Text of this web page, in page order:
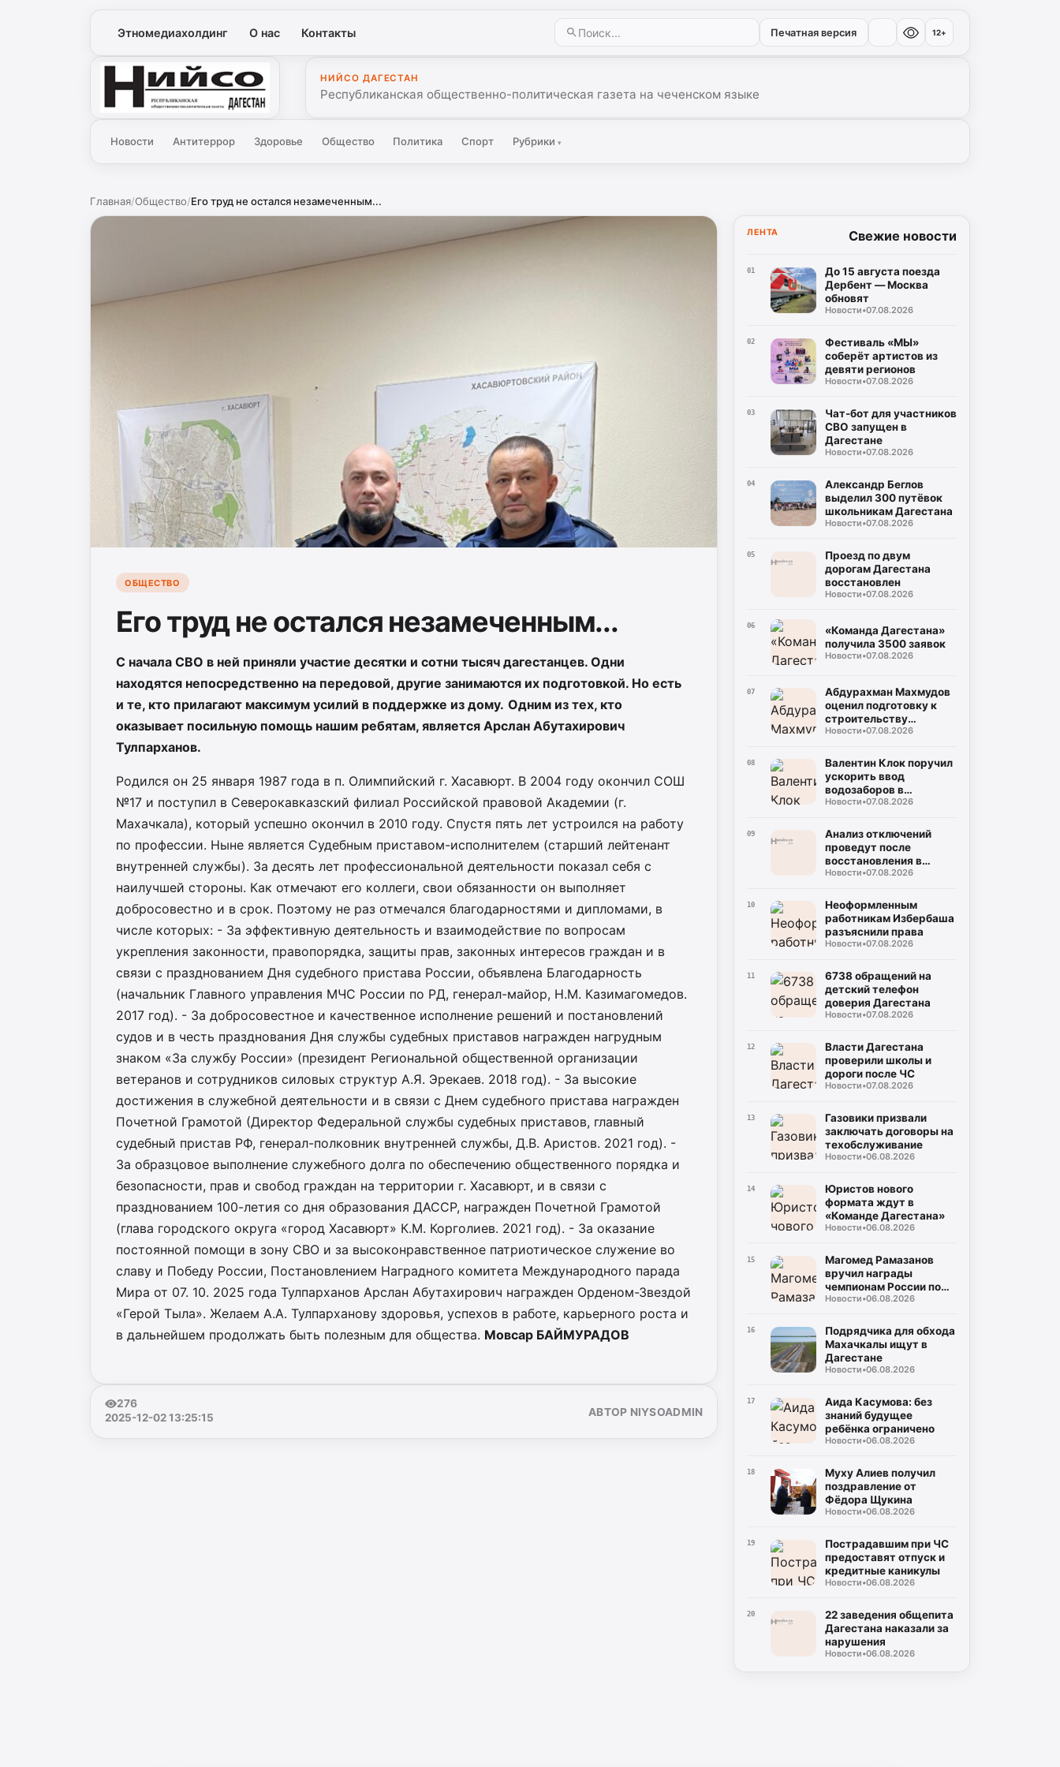
Этномедиахолдинг О нас Контакты Печатная версия 12+
Нийсо
НИЙСО ДАГЕСТАН
Республиканская общественно-политическая газета на чеченском языке
Новости Антитеррор Здоровье Общество Политика Спорт Рубрики ▾
Главная/Общество/Его труд не остался незамеченным...
ОБЩЕСТВО
Его труд не остался незамеченным...
С начала СВО в ней приняли участие десятки и сотни тысяч дагестанцев. Одни
находятся непосредственно на передовой, другие занимаются их подготовкой. Но есть
и те, кто прилагают максимум усилий в поддержке из дому. Одним из тех, кто
оказывает посильную помощь нашим ребятам, является Арслан Абутахирович
Тулпарханов.
Родился он 25 января 1987 года в п. Олимпийский г. Хасавюрт. В 2004 году окончил СОШ
№17 и поступил в Северокавказский филиал Российской правовой Академии (г.
Махачкала), который успешно окончил в 2010 году. Спустя пять лет устроился на работу
по профессии. Ныне является Судебным приставом-исполнителем (старший лейтенант
внутренней службы). За десять лет профессиональной деятельности показал себя с
наилучшей стороны. Как отмечают его коллеги, свои обязанности он выполняет
добросовестно и в срок. Поэтому не раз отмечался благодарностями и дипломами, в
числе которых: - За эффективную деятельность и взаимодействие по вопросам
укрепления законности, правопорядка, защиты прав, законных интересов граждан и в
связи с празднованием Дня судебного пристава России, объявлена Благодарность
(начальник Главного управления МЧС России по РД, генерал-майор, Н.М. Казимагомедов.
2017 год). - За добросовестное и качественное исполнение решений и постановлений
судов и в честь празднования Дня службы судебных приставов награжден нагрудным
знаком «За службу России» (президент Региональной общественной организации
ветеранов и сотрудников силовых структур А.Я. Эрекаев. 2018 год). - За высокие
достижения в служебной деятельности и в связи с Днем судебного пристава награжден
Почетной Грамотой (Директор Федеральной службы судебных приставов, главный
судебный пристав РФ, генерал-полковник внутренней службы, Д.В. Аристов. 2021 год). -
За образцовое выполнение служебного долга по обеспечению общественного порядка и
безопасности, прав и свобод граждан на территории г. Хасавюрт, и в связи с
празднованием 100-летия со дня образования ДАССР, награжден Почетной Грамотой
(глава городского округа «город Хасавюрт» К.М. Корголиев. 2021 год). - За оказание
постоянной помощи в зону СВО и за высоконравственное патриотическое служение во
славу и Победу России, Постановлением Наградного комитета Международного парада
Мира от 07. 10. 2025 года Тулпарханов Арслан Абутахирович награжден Орденом-Звездой
«Герой Тыла». Желаем А.А. Тулпарханову здоровья, успехов в работе, карьерного роста и
в дальнейшем продолжать быть полезным для общества. Мовсар БАЙМУРАДОВ
276
2025-12-02 13:25:15
АВТОР NIYSOADMIN
ЛЕНТА Свежие новости
01
До 15 августа поезда
Дербент — Москва
обновят
Новости•07.08.2026
02
Фестиваль «МЫ»
соберёт артистов из
девяти регионов
Новости•07.08.2026
03
Чат-бот для участников
СВО запущен в
Дагестане
Новости•07.08.2026
04
Александр Беглов
выделил 300 путёвок
школьникам Дагестана
Новости•07.08.2026
05
Проезд по двум
дорогам Дагестана
восстановлен
Новости•07.08.2026
06
«Команда Дагестана»
получила 3500 заявок
Новости•07.08.2026
07
Абдурахман Махмудов
оценил подготовку к
строительству
поликлиники
Новости•07.08.2026
08
Валентин Клок поручил
ускорить ввод
водозаборов в
Буйнакске
Новости•07.08.2026
09
Анализ отключений
проведут после
восстановления в
Махачкале
Новости•07.08.2026
10
Неоформленным
работникам Избербаша
разъяснили права
Новости•07.08.2026
11
6738 обращений на
детский телефон
доверия Дагестана
Новости•07.08.2026
12
Власти Дагестана
проверили школы и
дороги после ЧС
Новости•07.08.2026
13
Газовики призвали
заключать договоры на
техобслуживание
Новости•06.08.2026
14
Юристов нового
формата ждут в
«Команде Дагестана»
Новости•06.08.2026
15
Магомед Рамазанов
вручил награды
чемпионам России по
борьбе
Новости•06.08.2026
16
Подрядчика для обхода
Махачкалы ищут в
Дагестане
Новости•06.08.2026
17
Аида Касумова: без
знаний будущее
ребёнка ограничено
Новости•06.08.2026
18
Муху Алиев получил
поздравление от
Фёдора Щукина
Новости•06.08.2026
19
Пострадавшим при ЧС
предоставят отпуск и
кредитные каникулы
Новости•06.08.2026
20
22 заведения общепита
Дагестана наказали за
нарушения
Новости•06.08.2026